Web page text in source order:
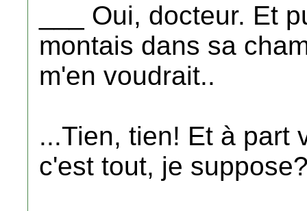
___ Oui, docteur. Et
montais dans sa
m'en voudrait..
...Tien, tien! Et à part
c'est tout, je